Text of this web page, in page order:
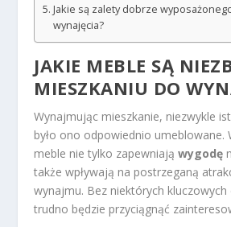
Jakie są zalety dobrze
wynajęcia?
JAKIE MEBLE SĄ
MIESZKANIU DO
Wynajmując mieszkanie, niezwykle
było ono odpowiednio umeblowane.
meble nie tylko zapewniająwygodę
także wpływają na postrzeganą
wynajmu. Bez niektórych
trudno będzie przyciągnąć